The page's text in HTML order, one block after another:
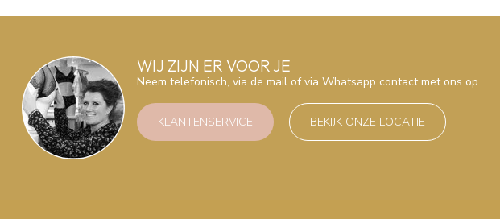
WIJ ZIJN ER VOOR JE
Neem telefonisch, via de mail of via Whatsapp contact met ons op
KLANTENSERVICE BEKIJK ONZE LOCATIE